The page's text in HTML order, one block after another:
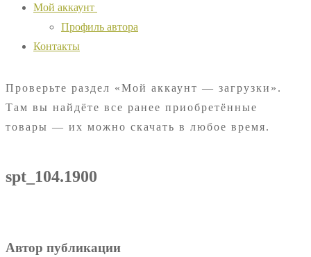
Мой аккаунт
Профиль автора
Контакты
Проверьте раздел «Мой аккаунт — загрузки».
Там вы найдёте все ранее приобретённые
товары — их можно скачать в любое время.
spt_104.1900
Автор публикации